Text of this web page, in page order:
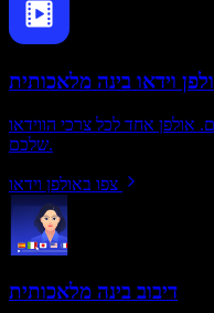
וידאו בינה מלאכותית
אולפן אחד לכל צרכי הווידאו
שלכם.
צפו באולפן וידאו
דיבוב בינה מלאכותית